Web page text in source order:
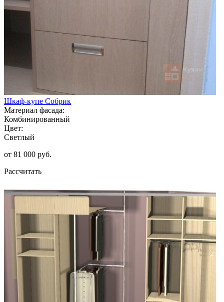
Шкаф-купе Собрик
Материал фасада:
Комбинированный
Цвет:
Светлый
от 81 000 руб.
Рассчитать